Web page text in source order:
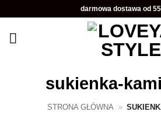
zawartości
darmowa dostawa od
sukienka-
STRONA GŁÓWNA »